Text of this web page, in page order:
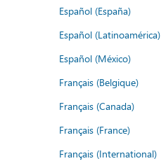
Español (España)
Español (Latinoamérica)
Español (México)
Français (Belgique)
Français (Canada)
Français (France)
Français (International)